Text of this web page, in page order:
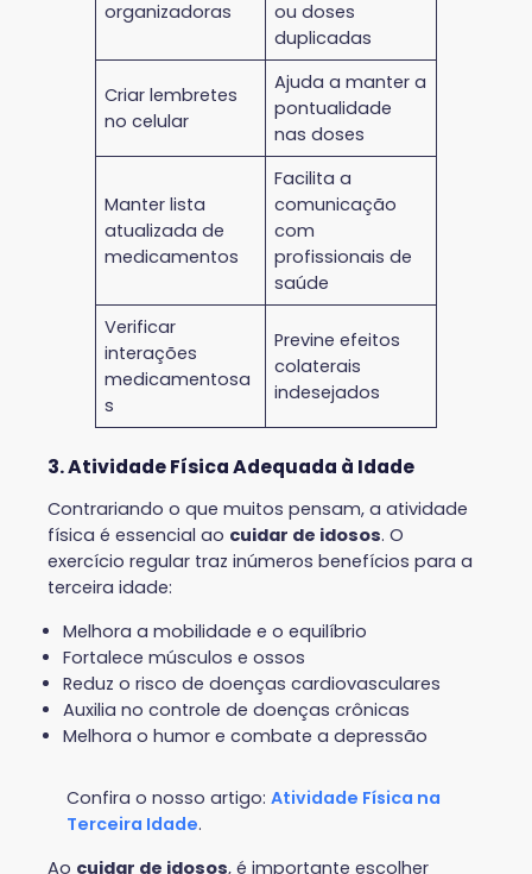
organizadoras
ou doses
duplicadas
Criar lembretes
no celular
Ajuda a manter a
pontualidade
nas doses
Manter lista
atualizada de
medicamentos
Facilita a
comunicação
com
profissionais de
saúde
Verificar
interações
medicamentosa
s
Previne efeitos
colaterais
indesejados
3. Atividade Física Adequada à Idade
Contrariando o que muitos pensam, a atividade
física é essencial ao cuidar de idosos. O
exercício regular traz inúmeros benefícios para a
terceira idade:
Melhora a mobilidade e o equilíbrio
Fortalece músculos e ossos
Reduz o risco de doenças cardiovasculares
Auxilia no controle de doenças crônicas
Melhora o humor e combate a depressão
Confira o nosso artigo: Atividade Física na
Terceira Idade.
Ao cuidar de idosos, é importante escolher